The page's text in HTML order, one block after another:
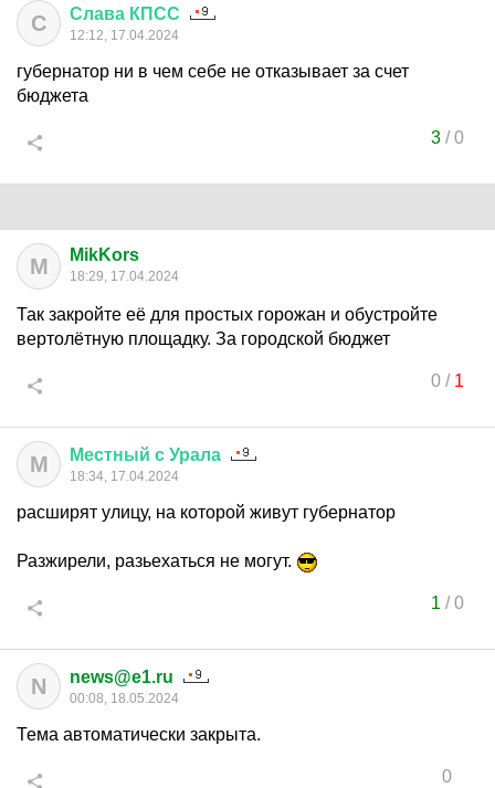
С Слава КПСС
12:12, 17.04.2024
губернатор ни в чем себе не отказывает за счет
бюджета
3/0
M MikKors
18:29, 17.04.2024
Так закройте её для простых горожан и обустройте
вертолётную площадку. За городской бюджет
0/ 1
М Местный с Урала
18:34, 17.04.2024
расширят улицу, на которой живут губернатор
Разжирели, разьехаться не могут.
1 /0
N news@e1.ru
00:08, 18.05.2024
Тема автоматически закрыта.
0